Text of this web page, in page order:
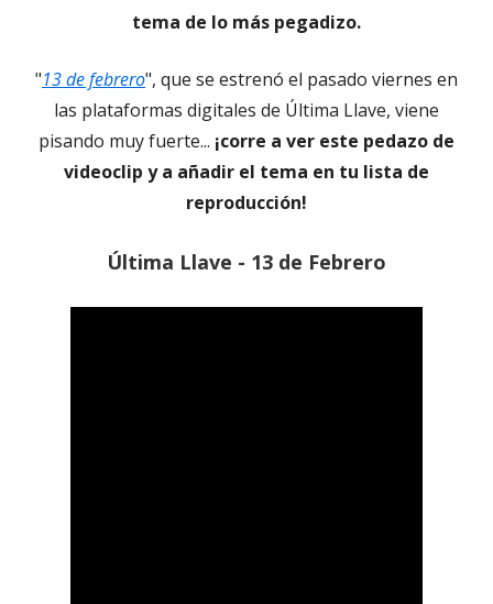
tema de lo más pegadizo.
"13 de febrero", que se estrenó el pasado viernes en
las plataformas digitales de Última Llave, viene
pisando muy fuerte... ¡corre a ver este pedazo de
videoclip y a añadir el tema en tu lista de
reproducción!
Última Llave - 13 de Febrero